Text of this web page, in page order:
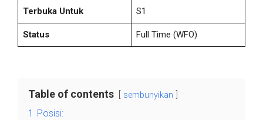
Terbuka Untuk S1
Status Full Time (WFO)
Table of contents sembunyikan
1
Posisi: